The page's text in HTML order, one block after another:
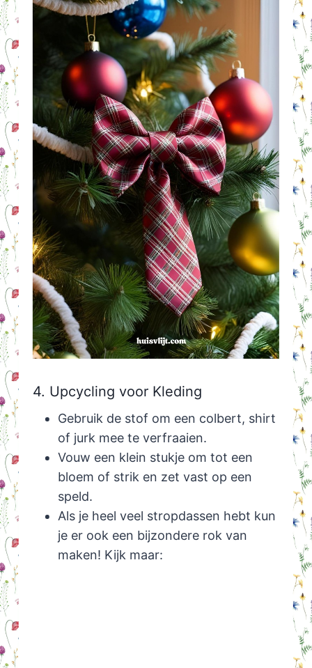
4. Upcycling voor Kleding
Gebruik de stof om een colbert, shirt
of jurk mee te verfraaien.
Vouw een klein stukje om tot een
bloem of strik en zet vast op een
speld.
Als je heel veel stropdassen hebt kun
je er ook een bijzondere rok van
maken! Kijk maar: